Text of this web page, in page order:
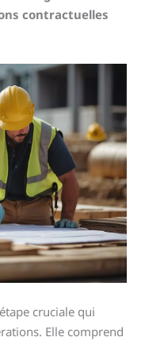
contractuelles
cruciale qui
Elle comprend